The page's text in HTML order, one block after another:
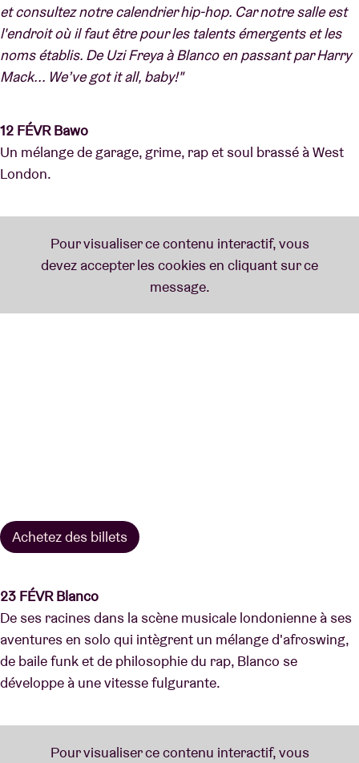
et consultez notre calendrier hip-hop. Car notre salle est
l'endroit où il faut être pour les talents émergents et les
noms établis. De Uzi Freya à Blanco en passant par Harry
Mack... We’ve got it all, baby!"
12 FÉVR Bawo
Un mélange de garage, grime, rap et soul brassé à West
London.
Achetez des billets
23 FÉVR Blanco
De ses racines dans la scène musicale londonienne à ses
aventures en solo qui intègrent un mélange d'afroswing,
de baile funk et de philosophie du rap, Blanco se
développe à une vitesse fulgurante.